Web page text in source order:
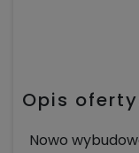
Opis
Nowo